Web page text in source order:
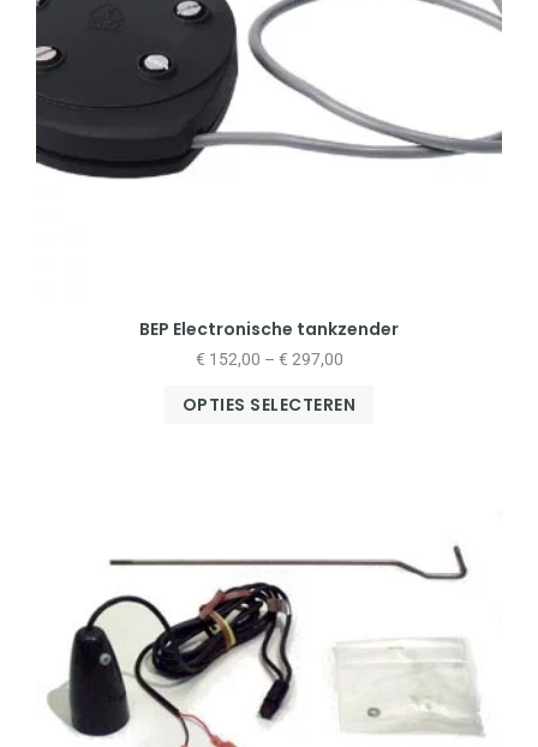
BEP Electronische tankzender
€ 152,00 – € 297,00
OPTIES SELECTEREN